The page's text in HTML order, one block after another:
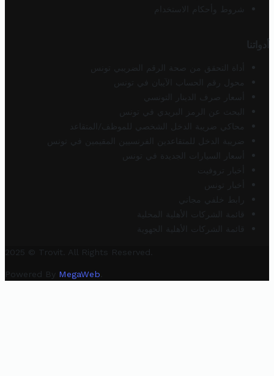
شروط وأحكام الاستخدام
أدواتنا
أداة التحقق من صحة الرقم الضريبي تونس
محول رقم الحساب الآيبان في تونس
أسعار صرف الدينار التونسي
البحث عن الرمز البريدي في تونس
محاكي ضريبة الدخل الشخصي للموظف/المتقاعد
ضريبة الدخل للمتقاعدين الفرنسيين المقيمين في تونس
أسعار السيارات الجديدة في تونس
أخبار تروفيت
أخبار تونس
رابط خلفي مجاني
قائمة الشركات الأهلية المحلية
قائمة الشركات الأهلية الجهوية
2025 © Trovit. All Rights Reserved.
Powered By MegaWeb